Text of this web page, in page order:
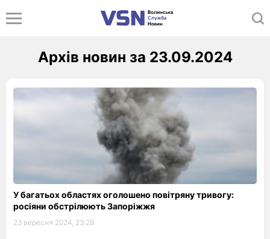
Архів новин за 23.09.2024
У багатьох областях оголошено повітряну тривогу:
росіяни обстрілюють Запоріжжя
23 вересня 2024, 23:28